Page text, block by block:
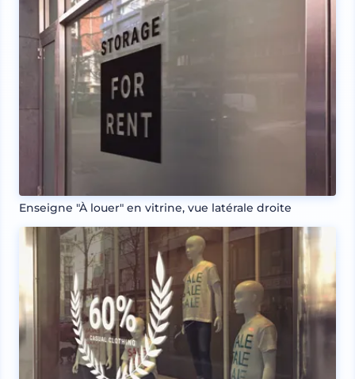
Enseigne "À louer" en vitrine, vue latérale droite